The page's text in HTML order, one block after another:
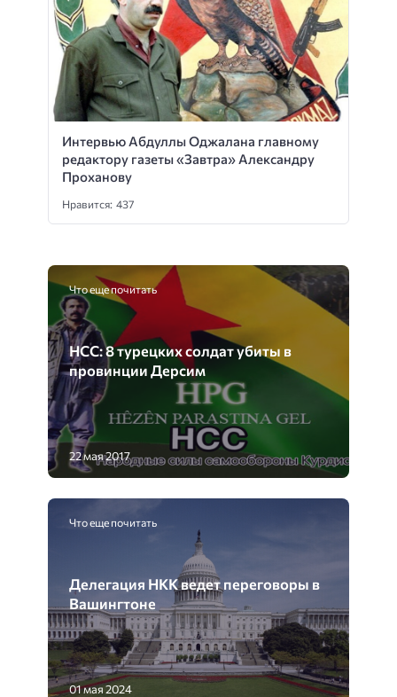
Интервью Абдуллы Оджалана главному
редактору газеты «Завтра» Александру
Проханову
Нравится: 437
Что еще почитать
НСС: 8 турецких солдат убиты в
провинции Дерсим
22 мая 2017
Что еще почитать
Делегация НКК ведет переговоры в
Вашингтоне
01 мая 2024